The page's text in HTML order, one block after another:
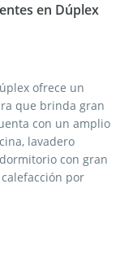
en Dúplex
ofrece un
que brinda gran
con un amplio
lavadero
con gran
por
y dos aires
amenities: SUM